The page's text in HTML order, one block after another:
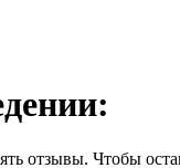
отзывы. Чтобы